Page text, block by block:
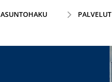
ASUNTOHAKU PALVELUT